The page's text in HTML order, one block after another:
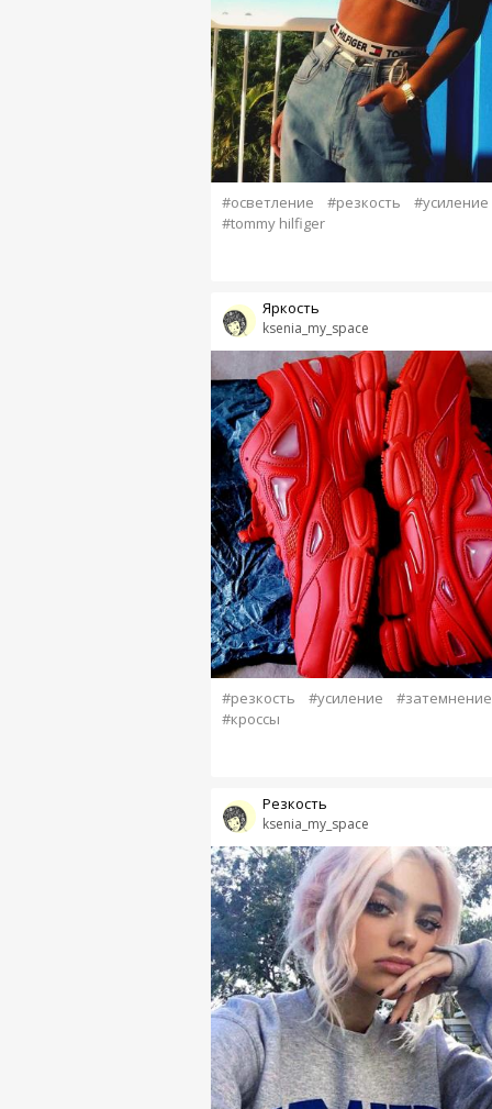
#осветление #резкость
#усиление
#tommy hilfiger
ksenia_my_space
Яркость
#резкость #усиление
#затемнение
#кроссы
ksenia_my_space
Резкость